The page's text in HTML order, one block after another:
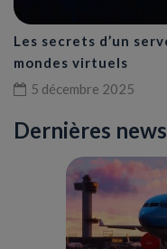
Les secrets d’un
mondes virtuels
5 décembre 2025
Dernières